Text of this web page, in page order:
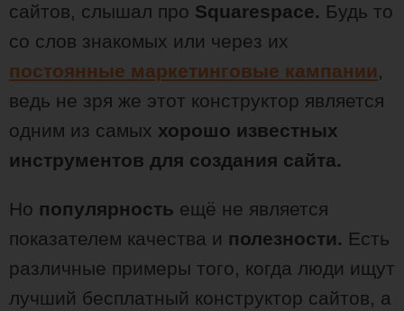
сайтов, слышал про Squarespace. Будь то
со слов знакомых или через их
постоянные маркетинговые кампании,
ведь не зря же этот конструктор является
одним из самых хорошо известных
инструментов для создания сайта.
Но популярность ещё не является
показателем качества и полезности. Есть
различные примеры того, когда люди ищут
лучший бесплатный конструктор сайтов, а